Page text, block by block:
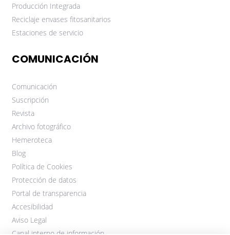
Producción Integrada
Reciclaje envases fitosanitarios
Estaciones de servicio
COMUNICACIÓN
Comunicación
Suscripción
Revista
Archivo fotográfico
Hemeroteca
Blog
Política de Cookies
Protección de datos
Portal de transparencia
Accesibilidad
Aviso Legal